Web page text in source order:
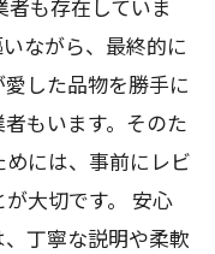
も存在していま
ながら、最終的に
した品物を勝手に
もいます。そのた
には、事前にレビ
大切です。 安心
丁寧な説明や柔軟